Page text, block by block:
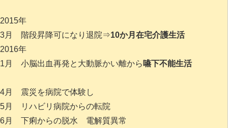
2015年
3月 階段昇降可になり退院⇒10か月在宅介護生活
2016年
1月 小脳出血再発と大動脈かい離から 嚥下不能生活
4月 震災を病院で体験し
5月 リハビリ病院からの転院
6月 下痢からの脱水 電解質異常